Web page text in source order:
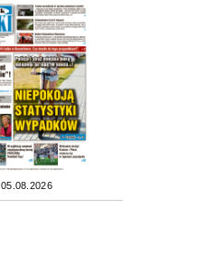
05.08.2026